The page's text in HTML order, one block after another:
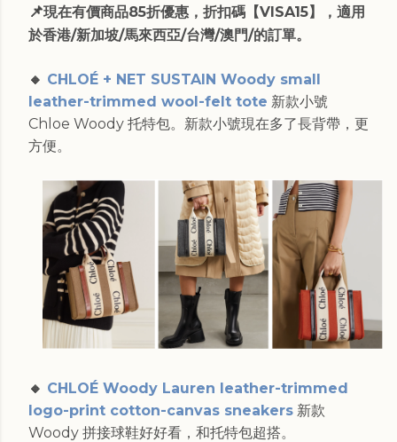
📌現在有價商品85折優惠，折扣碼【VISA15】，適用
於香港/新加坡/馬來西亞/台灣/澳門/的訂單。
🔸 CHLOÉ + NET SUSTAIN Woody small
leather-trimmed wool-felt tote 新款小號
Chloe Woody 托特包。新款小號現在多了長背帶，更
方便。
🔸 CHLOÉ Woody Lauren leather-trimmed
logo-print cotton-canvas sneakers 新款
Woody 拼接球鞋好好看，和托特包超搭。